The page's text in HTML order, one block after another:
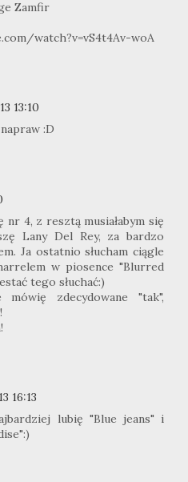
Zamfir
watch?v=vS4t4Av-woA
13:10
:D
4, z resztą musiałabym się
Lany Del Rey, za bardzo
Ja ostatnio słucham ciągle
w piosence "Blurred
tego słuchać:)
zdecydowane "tak",
16:13
lubię "Blue jeans" i